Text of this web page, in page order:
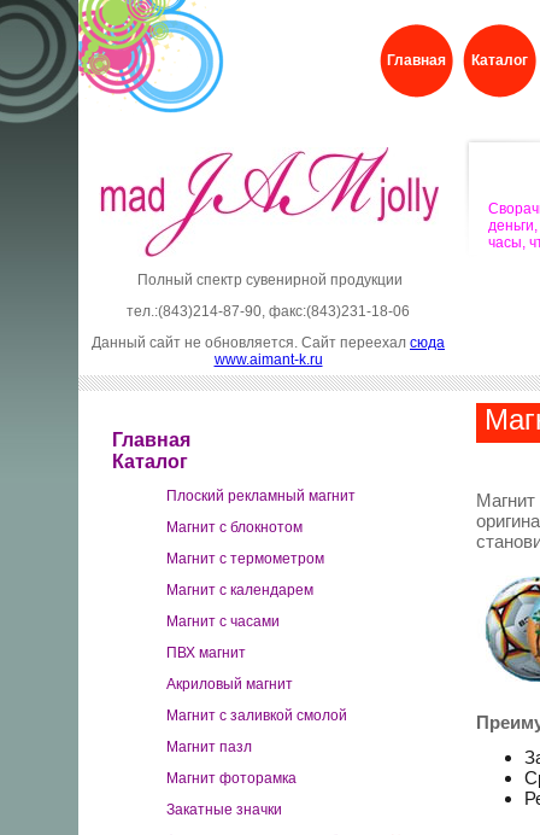
Главная Каталог
Полный спектр сувенирной продукции
тел.:(843)214-87-90, факс:(843)231-18-06
Данный сайт не обновляется. Сайт переехал сюда
www.aimant-k.ru
часы,
Главная
Каталог
Плоский рекламный магнит
Магнит с блокнотом
Магнит с термометром
Магнит с календарем
Магнит с часами
ПВХ магнит
Акриловый магнит
Магнит с заливкой смолой
Магнит пазл
Магнит фоторамка
Закатные значки